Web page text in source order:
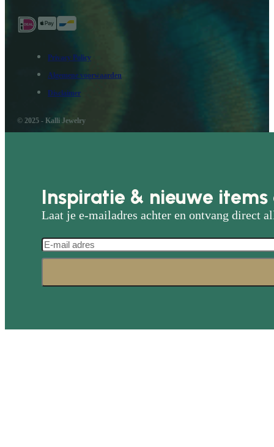
Privacy Policy
Algemene voorwaarden
Disclaimer
© 2025 - Kalli Jewelry
Inspiratie & nieuwe
Laat je e-mailadres achter en ontvang direct